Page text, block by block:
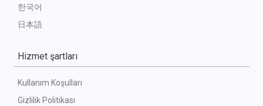
한국어
日本語
Hizmet şartları
Kullanım Koşulları
Gizlilik Politikası